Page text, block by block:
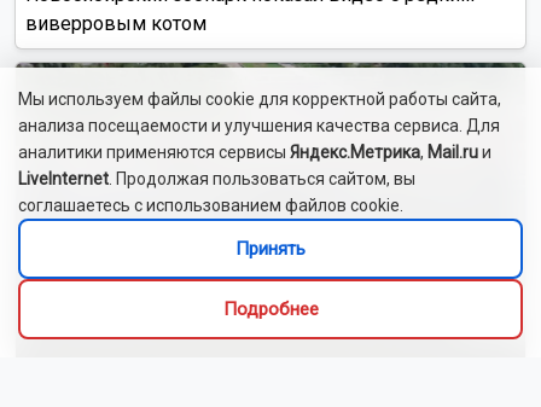
Новосибирский зоопарк показал детёнышей